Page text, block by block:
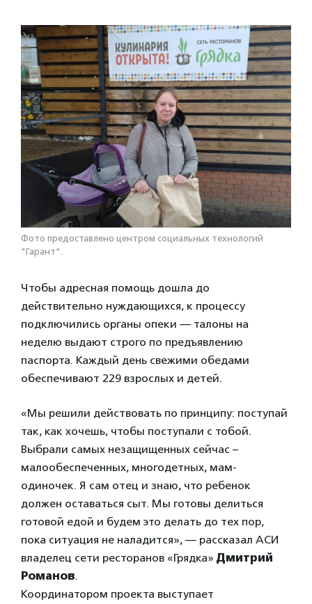
Фото предоставлено центром социальных технологий
"Гарант".
Чтобы адресная помощь дошла до
действительно нуждающихся, к процессу
подключились органы опеки — талоны на
неделю выдают строго по предъявлению
паспорта. Каждый день свежими обедами
обеспечивают 229 взрослых и детей.
«Мы решили действовать по принципу: поступай
так, как хочешь, чтобы поступали с тобой.
Выбрали самых незащищенных сейчас –
малообеспеченных, многодетных, мам-
одиночек. Я сам отец и знаю, что ребенок
должен оставаться сыт. Мы готовы делиться
готовой едой и будем это делать до тех пор,
пока ситуация не наладится», — рассказал АСИ
владелец сети ресторанов «Грядка» Дмитрий
Романов.
Координатором проекта выступает